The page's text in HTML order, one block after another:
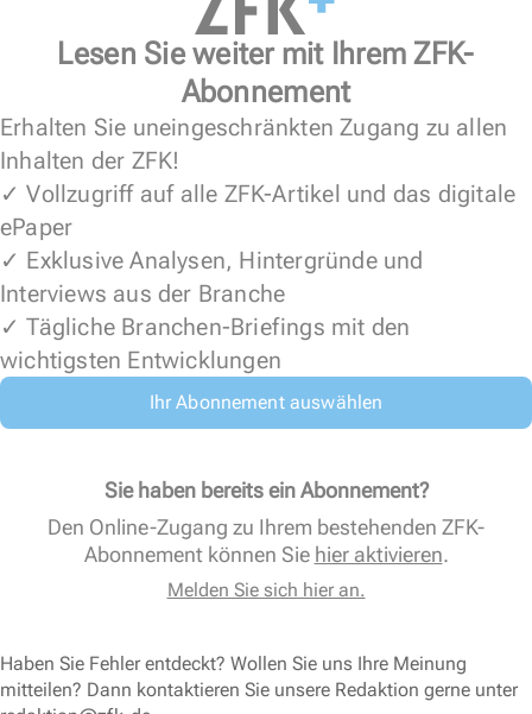
Lesen Sie weiter mit Ihrem ZFK-
Abonnement
Erhalten Sie uneingeschränkten Zugang zu allen
Inhalten der ZFK!
✓ Vollzugriff auf alle ZFK-Artikel und das digitale
ePaper
✓ Exklusive Analysen, Hintergründe und
Interviews aus der Branche
✓ Tägliche Branchen-Briefings mit den
wichtigsten Entwicklungen
Ihr Abonnement auswählen
Sie haben bereits ein Abonnement?
Den Online-Zugang zu Ihrem bestehenden ZFK-
Abonnement können Sie hier aktivieren.
Melden Sie sich hier an.
Haben Sie Fehler entdeckt? Wollen Sie uns Ihre Meinung
mitteilen? Dann kontaktieren Sie unsere Redaktion gerne unter